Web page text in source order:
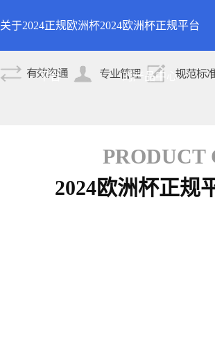
关于2024正规欧洲杯
平台
2024欧洲杯正规平台的
2024欧洲杯正规平台
的产品中心
PRODUCT
2024欧洲杯正规